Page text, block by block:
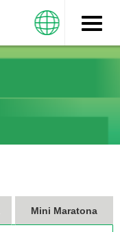
Toggle
Mini Maratona